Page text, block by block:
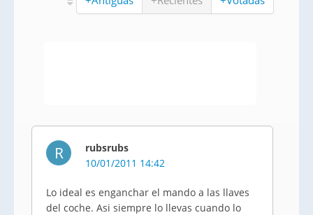
R
rubsrubs
10/01/2011 14:42
Lo ideal es enganchar el mando a las llaves
del coche. Asi siempre lo llevas cuando lo